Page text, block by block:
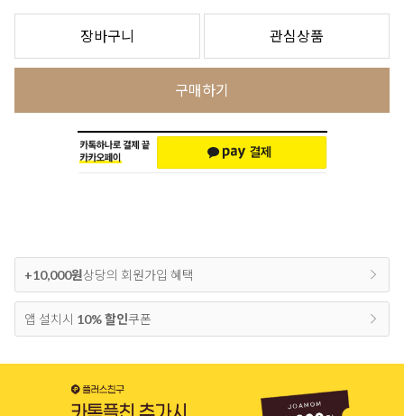
장바구니 관심상품
구매하기
+10,000원상당의 회원가입 혜택
앱 설치시 10% 할인쿠폰